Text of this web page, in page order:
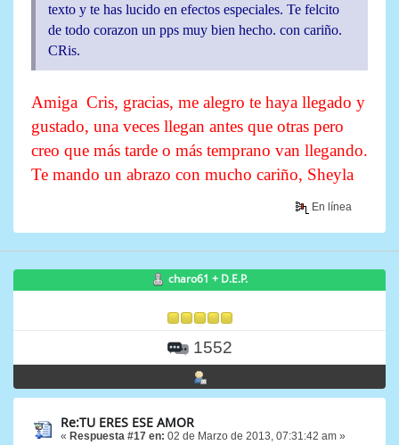
texto y te has lucido en efectos especiales. Te felcito
de todo corazon un pps muy bien hecho. con cariño.
CRis.
Amiga Cris, gracias, me alegro te haya llegado y
gustado, una veces llegan antes que otras pero
creo que más tarde o más temprano van llegando.
Te mando un abrazo con mucho cariño, Sheyla
En línea
charo61 + D.E.P.
1552
Re:TU ERES ESE AMOR
« Respuesta #17 en: 02 de Marzo de 2013, 07:31:42 am »